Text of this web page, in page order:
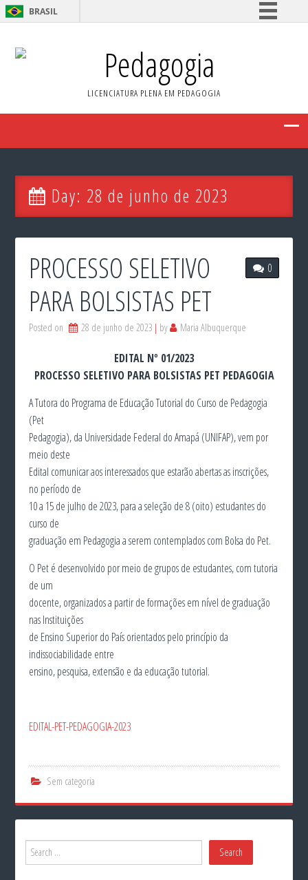
BRASIL
Comunica BR
Participe
Acesso à informação
Pedagogia
LICENCIATURA PLENA EM PEDAGOGIA
Day: 28 de junho de 2023
0
PROCESSO SELETIVO
PARA BOLSISTAS PET
Posted on 28 de junho de 2023 by Maria Albuquerque
EDITAL Nº 01/2023
PROCESSO SELETIVO PARA BOLSISTAS PET PEDAGOGIA
A Tutora do Programa de Educação Tutorial do Curso de Pedagogia
(Pet
Pedagogia), da Universidade Federal do Amapá (UNIFAP), vem por
meio deste
Edital comunicar aos interessados que estarão abertas as inscrições,
no período de
10 a 15 de julho de 2023, para a seleção de 8 (oito) estudantes do
curso de
graduação em Pedagogia a serem contemplados com Bolsa do Pet.
O Pet é desenvolvido por meio de grupos de estudantes, com tutoria
de um
docente, organizados a partir de formações em nível de graduação
nas Instituições
de Ensino Superior do País orientados pelo princípio da
indissociabilidade entre
ensino, pesquisa, extensão e da educação tutorial.
EDITAL-PET-PEDAGOGIA-2023
Sem categoria